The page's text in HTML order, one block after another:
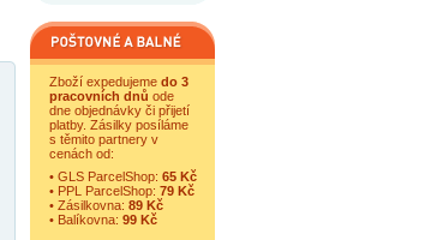
Zboží expedujeme do 3
pracovních dnů ode
dne objednávky či přijetí
platby. Zásilky posíláme
s těmito partnery v
cenách od:
• GLS ParcelShop: 65 Kč
• PPL ParcelShop: 79 Kč
• Zásilkovna: 89 Kč
• Balíkovna: 99 Kč